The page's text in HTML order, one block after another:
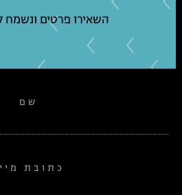
שם
כתובת
השאירו פרטים ונשמח